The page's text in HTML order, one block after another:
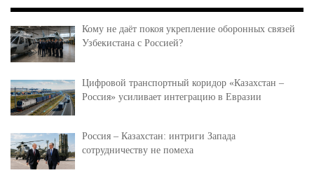
Кому не даёт покоя укрепление оборонных связей
Узбекистана с Россией?
Цифровой транспортный коридор «Казахстан –
Россия» усиливает интеграцию в Евразии
Россия – Казахстан: интриги Запада
сотрудничеству не помеха